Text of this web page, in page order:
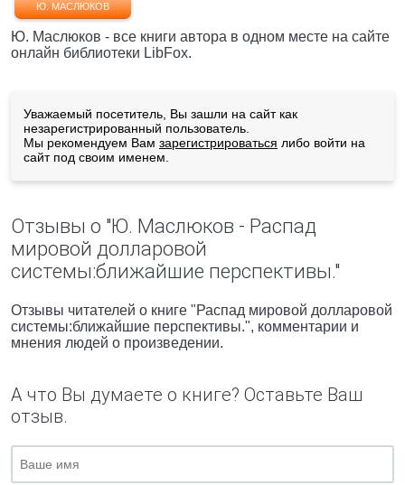
Ю. МАСЛЮКОВ
Ю. Маслюков - все книги автора в одном месте на сайте
онлайн библиотеки LibFox.
Уважаемый посетитель, Вы зашли на сайт как
незарегистрированный пользователь.
Мы рекомендуем Вам зарегистрироваться либо войти на
сайт под своим именем.
Отзывы о "Ю. Маслюков - Распад
мировой долларовой
системы:ближайшие перспективы."
Отзывы читателей о книге "Распад мировой долларовой
системы:ближайшие перспективы.", комментарии и
мнения людей о произведении.
А что Вы думаете о книге? Оставьте Ваш
отзыв.